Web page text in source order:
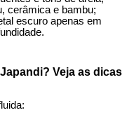
cerâmica e bambu;
escuro apenas em
Veja as dicas